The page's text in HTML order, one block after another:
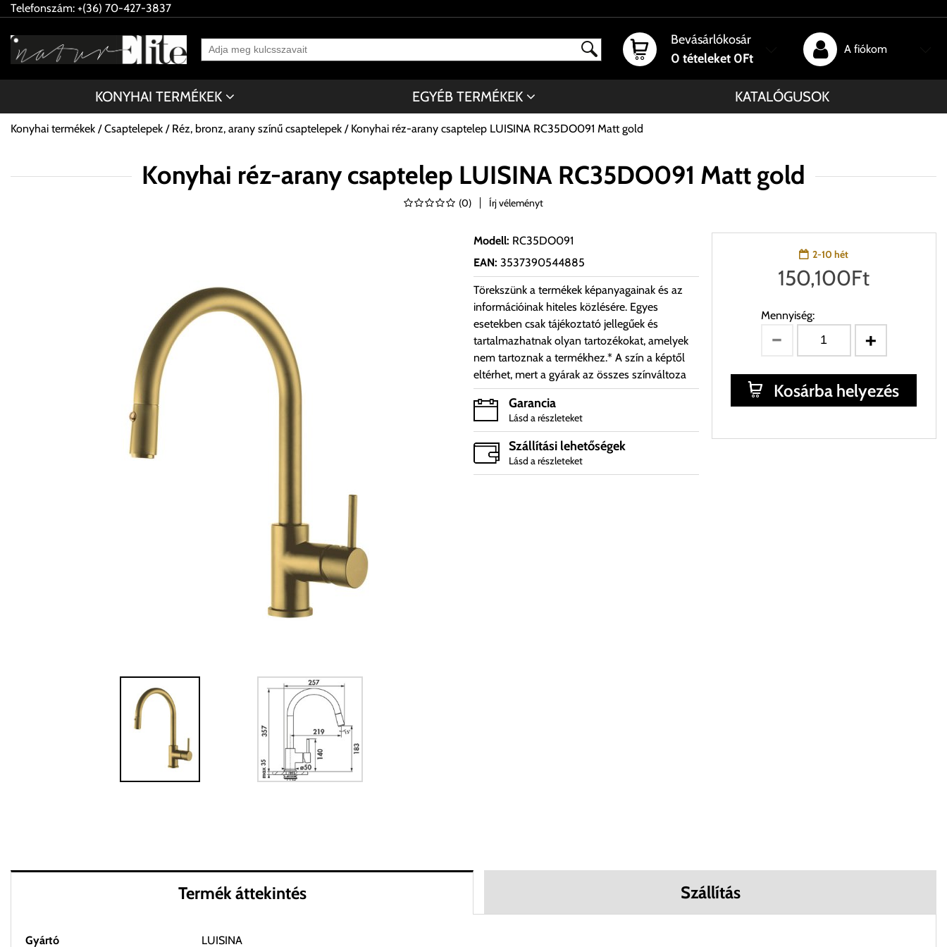
Telefonszám: +(36) 70-427-3837
Bevásárlókosár
0 tételeket 0Ft
A fiókom
KONYHAI TERMÉKEK EGYÉB TERMÉKEK KATALÓGUSOK
Konyhai termékek Csaptelepek Réz, bronz, arany színű csaptelepek Konyhai réz-arany csaptelep LUISINA RC35DO091 Matt gold
Konyhai réz-arany csaptelep LUISINA RC35DO091 Matt gold
(0) Írj véleményt
Modell: RC35DO091
EAN: 3537390544885
Törekszünk a termékek képanyagainak és az
információinak hiteles közlésére. Egyes
esetekben csak tájékoztató jellegűek és
tartalmazhatnak olyan tartozékokat, amelyek
nem tartoznak a termékhez.* A szín a képtől
eltérhet, mert a gyárak az összes színváltoza
Garancia
Lásd a részleteket
Szállítási lehetőségek
Lásd a részleteket
2-10 hét
150,100Ft
Mennyiség:
Kosárba helyezés
Termék áttekintés Szállítás
Gyártó LUISINA